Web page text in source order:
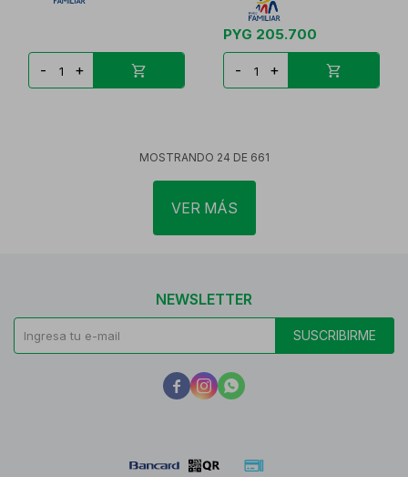
- +
PYG 205.700
- +
MOSTRANDO 24 DE 661
VER MÁS
NEWSLETTER
SUSCRIBIRME
  